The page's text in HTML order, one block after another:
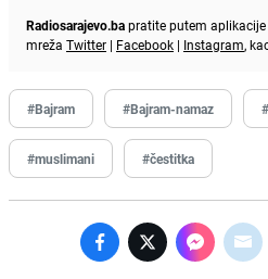
Radiosarajevo.bapratite putem aplikacije
mreža Twitter | Facebook | Instagram,
#Bajram #Bajram-namaz
#muslimani #čestitka